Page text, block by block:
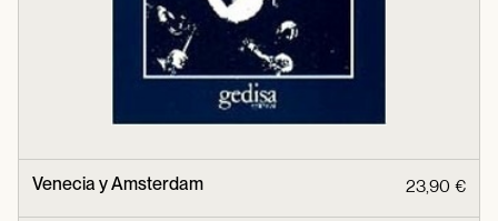
Venecia y Amsterdam 23,90 €